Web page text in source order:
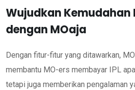
Wujudkan Kemudahan
dengan MOaja
Dengan fitur-fitur yang ditawarkan,
membantu MO-ers membayar IPL
tetapi juga memberikan pengalaman